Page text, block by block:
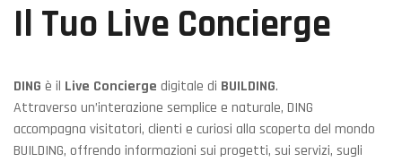
Il Tuo Live Concierge
DING è il Live Concierge digitale di BUILDING.
Attraverso un’interazione semplice e naturale, DING
accompagna visitatori, clienti e curiosi alla scoperta del mondo
BUILDING, offrendo informazioni sui progetti, sui servizi, sugli